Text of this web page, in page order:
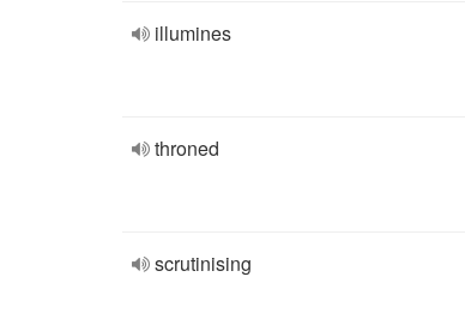
illumines
throned
scrutinising